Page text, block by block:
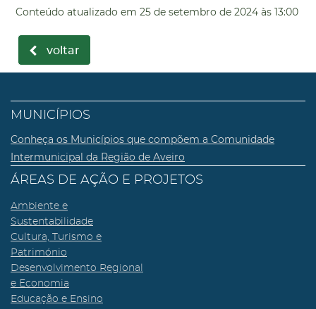
Conteúdo atualizado em 25 de setembro de 2024 às 13:00
voltar
MUNICÍPIOS
Conheça os Municípios que compõem a Comunidade
Intermunicipal da Região de Aveiro
ÁREAS DE AÇÃO E PROJETOS
Ambiente e
Sustentabilidade
Cultura, Turismo e
Património
Desenvolvimento Regional
e Economia
Educação e Ensino